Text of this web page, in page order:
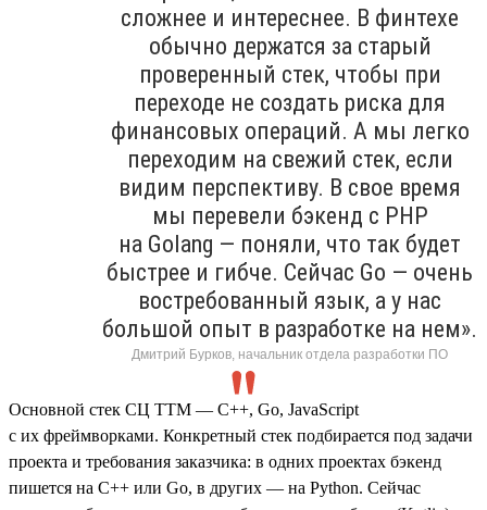
сложнее и интереснее. В финтехе
обычно держатся за старый
проверенный стек, чтобы при
переходе не создать риска для
финансовых операций. А мы легко
переходим на свежий стек, если
видим перспективу. В свое время
мы перевели бэкенд с PHP
на Golang — поняли, что так будет
быстрее и гибче. Сейчас Go — очень
востребованный язык, а у нас
большой опыт в разработке на нем».
Дмитрий Бурков, начальник отдела разработки ПО
Основной стек СЦ ТТМ — C++, Go, JavaScript
с их фреймворками. Конкретный стек подбирается под задачи
проекта и требования заказчика: в одних проектах бэкенд
пишется на C++ или Go, в других — на Python. Сейчас